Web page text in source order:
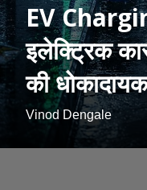
EV
इलेक्ट्रिक
की
Vinod Dengale